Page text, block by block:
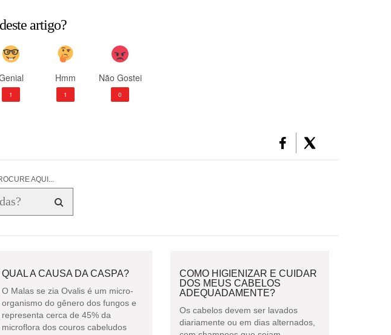
artigo?
1
Hmm
1
Não Gostei
0
AQUI...
QUAL A CAUSA DA CASPA?
O Malas se zia Ovalis é um micro-
organismo do gênero dos fungos e
representa cerca de 45% da
microflora dos couros cabeludos
COMO HIGIENIZAR E CUIDAR
DOS MEUS CABELOS
ADEQUADAMENTE?
Os cabelos devem ser lavados
diariamente ou em dias alternados,